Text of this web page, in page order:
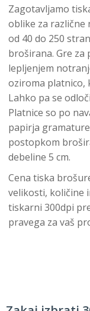
Zagotavljamo
oblike za različne
od 40 do 250
broširana. Gre za
lepljenjem
oziroma platnico,
Lahko pa se
Platnice so po
papirja
postopkom
debeline 5 cm.
Cena tiska
velikosti, količine
tiskarni 300dpi
pravega za vaš